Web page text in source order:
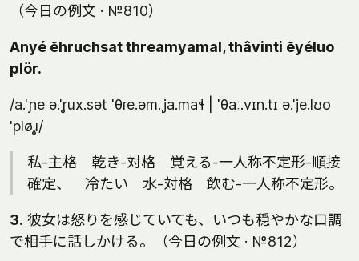
（今日の例文 · №810）
Anyé ĕhruchsat threamyamal, thâvinti ĕyéluo
plör.
/a.'ɲe ə.'r̥ux.sət 'θɾe.əm.ˌja.maɬ | 'θaː.vɪn.tɪ ə.'je.lʊo
'pløɹ̥/
私-主格 乾き-対格 覚える-一人称不定形-順接
確定、 冷たい 水-対格 飲む-一人称不定形。
3. 彼女は怒りを感じていても、いつも穏やかな口調
で相手に話しかける。（今日の例文 · №812）